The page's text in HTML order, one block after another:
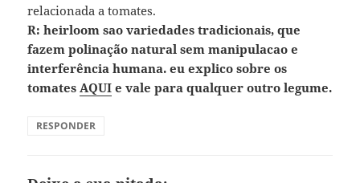
relacionada a tomates.
R: heirloom sao variedades tradicionais, que
fazem polinação natural sem manipulacao e
interferência humana. eu explico sobre os
tomates AQUI e vale para qualquer outro legume.
RESPONDER